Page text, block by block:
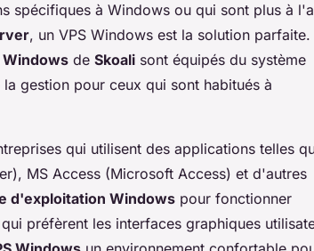
spécifiques à Windows ou qui sont plus à
, un VPS Windows est la solution parfaite.
Windows de Skoali sont équipés du système
gestion pour ceux qui sont habitués à
qui utilisent des applications telles
MS Access (Microsoft Access) et d'autres
d'exploitation Windows pour fonctionner
préfèrent les interfaces graphiques